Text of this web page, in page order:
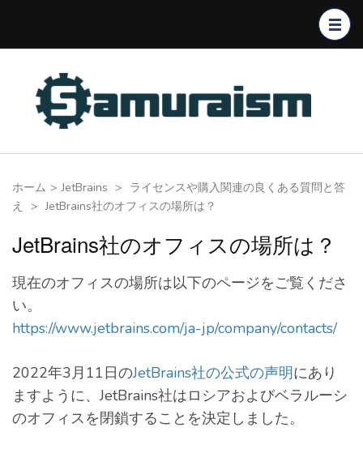
ッ
プ
(Enter
押
す)
ホーム > JetBrains > ライセンスや購入関連の良くある質問と答
え
> JetBrains社のオフィスの場所は？
JetBrains社のオフィスの場所は？
現在のオフィスの場所は以下のページをご覧くださ
い。
https://www.jetbrains.com/ja-jp/company/contacts/
2022年3月11日のJetBrains社の公式の声明にあり
ますように、JetBrains社はロシアおよびベラルーシ
のオフィスを閉鎖することを決定しました。